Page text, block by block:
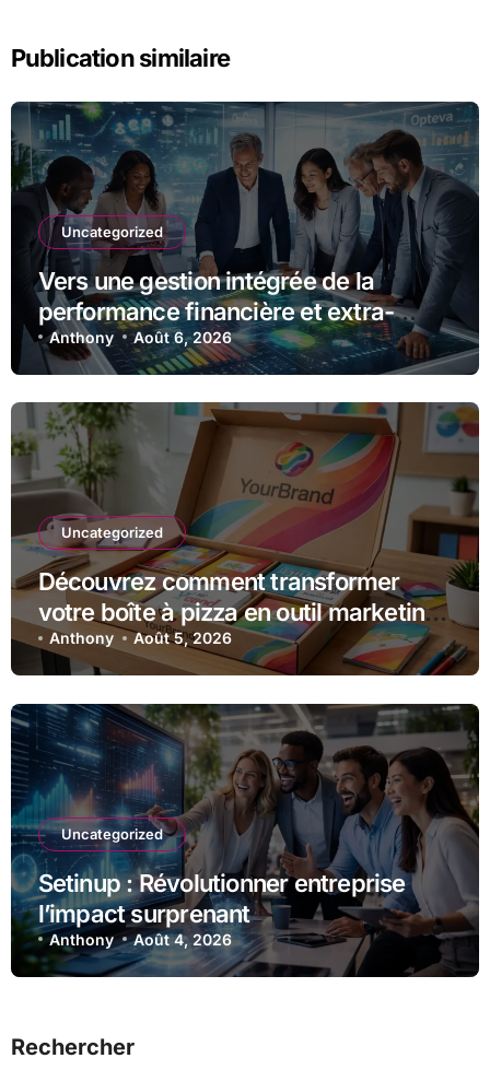
Publication similaire
Uncategorized
Vers une gestion intégrée de la
performance financière et extra-
financière avec Opteva
Anthony Août 6, 2026
Uncategorized
Découvrez comment transformer
votre boîte à pizza en outil marketing
unique
Anthony Août 5, 2026
Uncategorized
Setinup : Révolutionner entreprise
l’impact surprenant
Anthony Août 4, 2026
Rechercher